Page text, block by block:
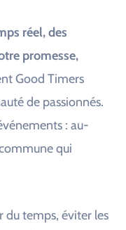
réel, des
promesse,
Good Timers
de passionnés.
: au-
qui
du temps, éviter les